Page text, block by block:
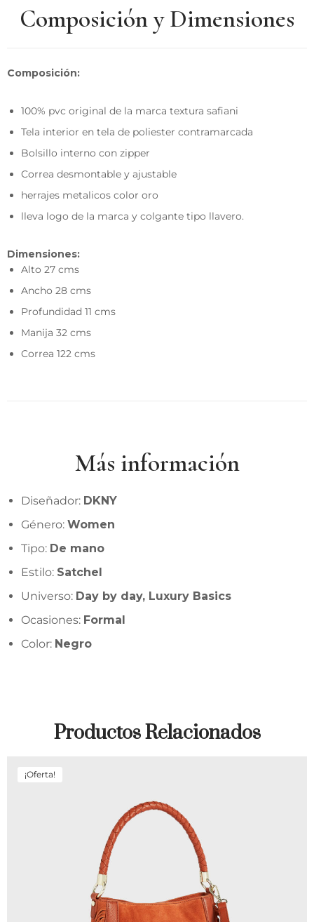
Composición y Dimensiones
Composición:
100% pvc original de la marca textura safiani
Tela interior en tela de poliester contramarcada
Bolsillo interno con zipper
Correa desmontable y ajustable
herrajes metalicos color oro
lleva logo de la marca y colgante tipo llavero.
Dimensiones:
Alto 27 cms
Ancho 28 cms
Profundidad 11 cms
Manija 32 cms
Correa 122 cms
Más información
Diseñador: DKNY
Género: Women
Tipo: De mano
Estilo: Satchel
Universo: Day by day, Luxury Basics
Ocasiones: Formal
Color: Negro
Productos Relacionados
¡Oferta!